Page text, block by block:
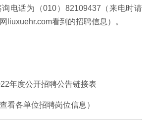
询电话为（010）82109437（来电时请
liuxuehr.com看到的招聘信息）。
年度公开招聘公告链接表
看各单位招聘岗位信息）